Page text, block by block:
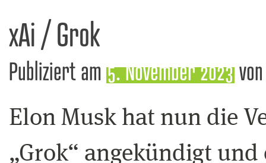
xAi / Grok
Publiziert am 5. November 2023von
Elon Musk hat nun die
„Grok“ angekündigt